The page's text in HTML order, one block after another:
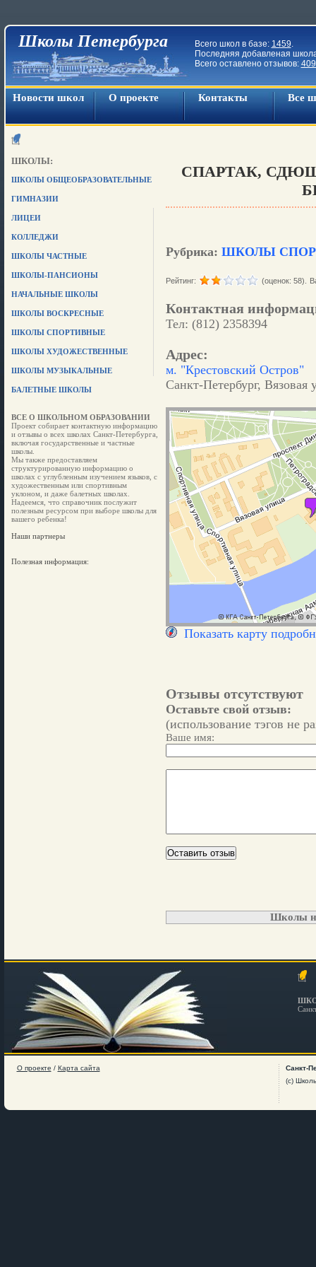
Школы Петербурга Всего школ в базе: 1459.
Последняя добавленая
Всего оставлено отзывов:
Новости школ О проекте Контакты Все
ШКОЛЫ:
ШКОЛЫ ОБЩЕОБРАЗОВАТЕЛЬНЫЕ
ГИМНАЗИИ
ЛИЦЕИ
КОЛЛЕДЖИ
ШКОЛЫ ЧАСТНЫЕ
ШКОЛЫ-ПАНСИОНЫ
НАЧАЛЬНЫЕ ШКОЛЫ
ШКОЛЫ ВОСКРЕСНЫЕ
ШКОЛЫ СПОРТИВНЫЕ
ШКОЛЫ ХУДОЖЕСТВЕННЫЕ
ШКОЛЫ МУЗЫКАЛЬНЫЕ
БАЛЕТНЫЕ ШКОЛЫ
ВСЕ О ШКОЛЬНОМ ОБРАЗОВАНИИ
Проект собирает контактную информацию
и отзывы о всех школах Санкт-Петербурга,
включая государственные и частные
школы.
Мы также предоставляем
структурированную информацию о
школах с углубленным изучением языков, с
художественным или спортивным
уклоном, и даже балетных школах.
Надеемся, что справочник послужит
полезным ресурсом при выборе школы для
вашего ребенка!
Наши партнеры
Полезная информация:
СПАРТАК,
Рубрика: ШКОЛЫ
Рейтинг: (оценок: 58).
Контактная
Тел: (812) 2358394
Адрес:
м. "Крестовский Остров"
Санкт-Петербург, Вязовая
Показать карту
Отзывы отсутствуют
Оставьте свой отзыв:
(использование тэгов не
Ваше имя:
Школы
О проекте / Карта сайта
Санкт-
(c)